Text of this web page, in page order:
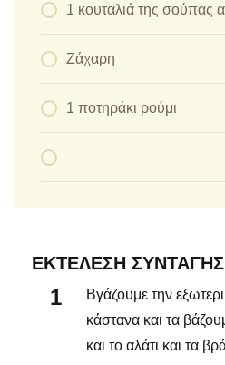
1 κουταλιά της σούπας
Ζάχαρη
1 ποτηράκι ρούμι
ΕΚΤΈΛΕΣΗ ΣΥΝΤΑΓΉΣ
Βγάζουμε την
κάστανα και τα
και το αλάτι και τα